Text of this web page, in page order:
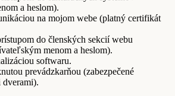
a heslom).
na mojom webe (platný certifikát
do členských sekcií webu
menom a heslom).
softwaru.
prevádzkarňou (zabezpečené